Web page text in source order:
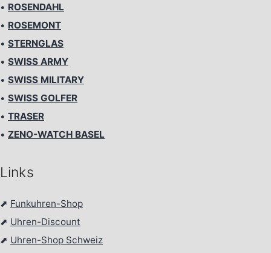
• ROSENDAHL
• ROSEMONT
• STERNGLAS
• SWISS ARMY
• SWISS MILITARY
• SWISS GOLFER
• TRASER
• ZENO-WATCH BASEL
Links
⬈ Funkuhren-Shop
⬈ Uhren-Discount
⬈ Uhren-Shop Schweiz